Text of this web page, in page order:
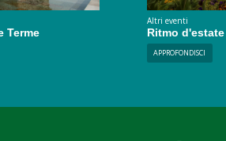
Terme
Altri eventi
Ritmo d'estate
APPROFONDISCI